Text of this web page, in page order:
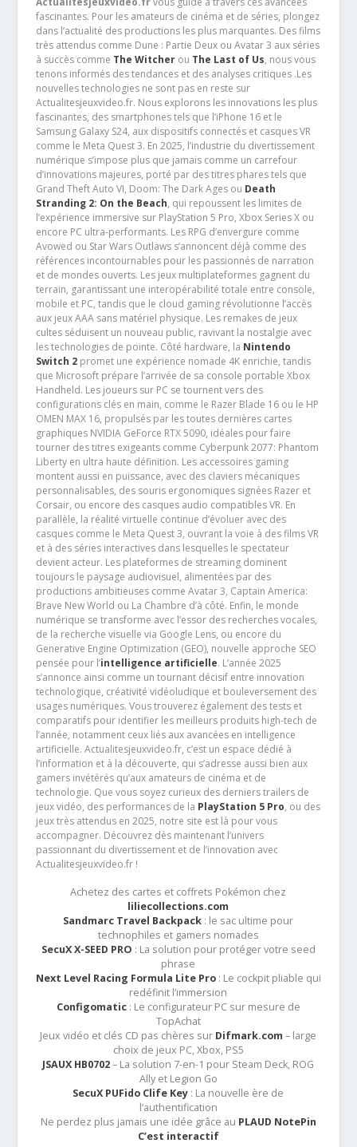
fascinantes. Pour les amateurs de cinéma et de séries, plongez
dans l’actualité des productions les plus marquantes. Des films
très attendus comme Dune : Partie Deux ou Avatar 3 aux séries
à succès comme The Witcherou The Last of Us, nous vous
tenons informés des tendances et des analyses critiques .Les
nouvelles technologies ne sont pas en reste sur
Actualitesjeuxvideo.fr. Nous explorons les innovations les plus
fascinantes, des smartphones tels que l’iPhone 16 et le
Samsung Galaxy S24, aux dispositifs connectés et casques VR
comme le Meta Quest 3. En 2025, l’industrie du divertissement
numérique s’impose plus que jamais comme un carrefour
d’innovations majeures, porté par des titres phares tels que
Grand Theft Auto VI, Doom: The Dark Ages ou Death
Stranding 2: On the Beach, qui repoussent les limites de
l’expérience immersive sur PlayStation 5 Pro, Xbox Series X ou
encore PC ultra-performants. Les RPG d’envergure comme
Avowed ou Star Wars Outlaws s’annoncent déjà comme des
références incontournables pour les passionnés de narration
et de mondes ouverts. Les jeux multiplateformes gagnent du
terrain, garantissant une interopérabilité totale entre console,
mobile et PC, tandis que le cloud gaming révolutionne l’accès
aux jeux AAA sans matériel physique. Les remakes de jeux
cultes séduisent un nouveau public, ravivant la nostalgie avec
les technologies de pointe. Côté hardware, la Nintendo
Switch 2promet une expérience nomade 4K enrichie, tandis
que Microsoft prépare l’arrivée de sa console portable Xbox
Handheld. Les joueurs sur PC se tournent vers des
configurations clés en main, comme le Razer Blade 16 ou le HP
OMEN MAX 16, propulsés par les toutes dernières cartes
graphiques NVIDIA GeForce RTX 5090, idéales pour faire
tourner des titres exigeants comme Cyberpunk 2077: Phantom
Liberty en ultra haute définition. Les accessoires gaming
montent aussi en puissance, avec des claviers mécaniques
personnalisables, des souris ergonomiques signées Razer et
Corsair, ou encore des casques audio compatibles VR. En
parallèle, la réalité virtuelle continue d’évoluer avec des
casques comme le Meta Quest 3, ouvrant la voie à des films VR
et à des séries interactives dans lesquelles le spectateur
devient acteur. Les plateformes de streaming dominent
toujours le paysage audiovisuel, alimentées par des
productions ambitieuses comme Avatar 3, Captain America:
Brave New World ou La Chambre d’à côté. Enfin, le monde
numérique se transforme avec l’essor des recherches vocales,
de la recherche visuelle via Google Lens, ou encore du
Generative Engine Optimization (GEO), nouvelle approche SEO
pensée pour l’intelligence artificielle. L’année 2025
s’annonce ainsi comme un tournant décisif entre innovation
technologique, créativité vidéoludique et bouleversement des
usages numériques. Vous trouverez également des tests et
comparatifs pour identifier les meilleurs produits high-tech de
l’année, notamment ceux liés aux avancées en intelligence
artificielle. Actualitesjeuxvideo.fr, c’est un espace dédié à
l’information et à la découverte, qui s’adresse aussi bien aux
gamers invétérés qu’aux amateurs de cinéma et de
technologie. Que vous soyez curieux des derniers trailers de
jeux vidéo, des performances de la PlayStation 5 Pro, ou des
jeux très attendus en 2025, notre site est là pour vous
accompagner. Découvrez dès maintenant l’univers
passionnant du divertissement et de l’innovation avec
Actualitesjeuxvideo.fr !
Achetez des cartes et coffrets Pokémon chez
liliecollections.com
Sandmarc Travel Backpack : le sac ultime pour
technophiles et gamers nomades
SecuX X-SEED PRO : La solution pour protéger votre seed
phrase
Next Level Racing Formula Lite Pro: Le cockpit pliable qui
redéfinit l’immersion
Configomatic: Le configurateur PC sur mesure de
TopAchat
Jeux vidéo et clés CD pas chères sur Difmark.com – large
choix de jeux PC, Xbox, PS5
JSAUX HB0702– La solution 7-en-1 pour Steam Deck, ROG
Ally et Legion Go
SecuX PUFido Clife Key : La nouvelle ère de
l’authentification
Ne perdez plus jamais une idée grâce au PLAUD NotePin
C’est interactif